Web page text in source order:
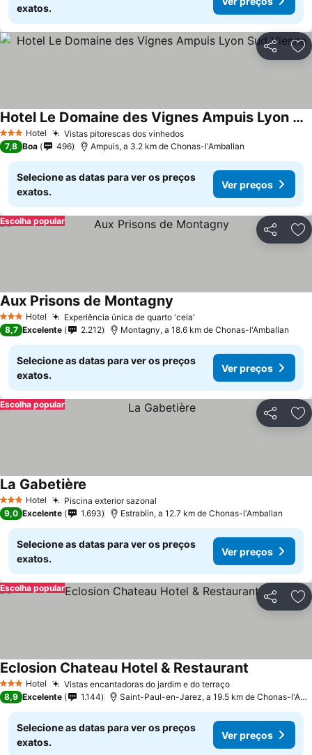
exatos.
Partilhar
3 EstrelasHotel Vistas pitorescas dos vinhedosVer preços
Hotel Le Domaine des Vignes Ampuis Lyon Sud Vienne
Ver preços
7,8 Boa 496 Ampuis, a 3.2 km de Chonas-l'Amballan
Selecione as datas para ver os preços
exatos.
Ver preços
Partilhar
Escolha popular
3 EstrelasHotel Experiência única de quarto 'cela'
Aux Prisons de Montagny
8,7 Excelente 2.212 Montagny, a 18.6 km de Chonas-l'Amballan
Selecione as datas para ver os preços
exatos.
Ver preços
Partilhar
Escolha popular
3 EstrelasHotel Piscina exterior sazonal
La Gabetière
9,0 Excelente 1.693 Estrablin, a 12.7 km de Chonas-l'Amballan
Selecione as datas para ver os preços
exatos.
Ver preços
Partilhar
Escolha popular
3 EstrelasHotel Vistas encantadoras do jardim e do terraçoVer preços
Eclosion Chateau Hotel & Restaurant
8,9 Excelente 1.144 Saint-Paul-en-Jarez, a 19.5 km de Chonas-
Selecione as datas para ver os preços
exatos.
Ver preços